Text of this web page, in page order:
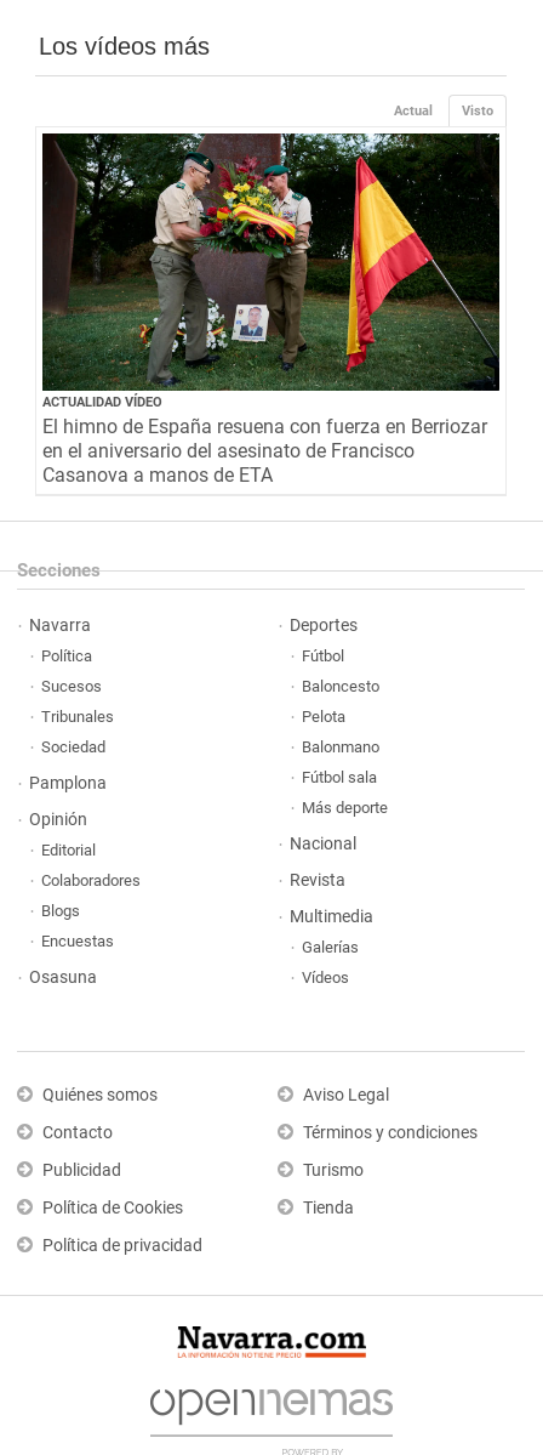
Los vídeos más
Visto
Actual
ACTUALIDAD VÍDEO
El himno de España resuena con fuerza en Berriozar
en el aniversario del asesinato de Francisco
Casanova a manos de ETA
Secciones
Navarra
Política
Sucesos
Tribunales
Sociedad
Pamplona
Opinión
Editorial
Colaboradores
Blogs
Encuestas
Osasuna
Deportes
Fútbol
Baloncesto
Pelota
Balonmano
Fútbol sala
Más deporte
Nacional
Revista
Multimedia
Galerías
Vídeos
Quiénes somos
Contacto
Publicidad
Política de Cookies
Política de privacidad
Aviso Legal
Términos y condiciones
Turismo
Tienda